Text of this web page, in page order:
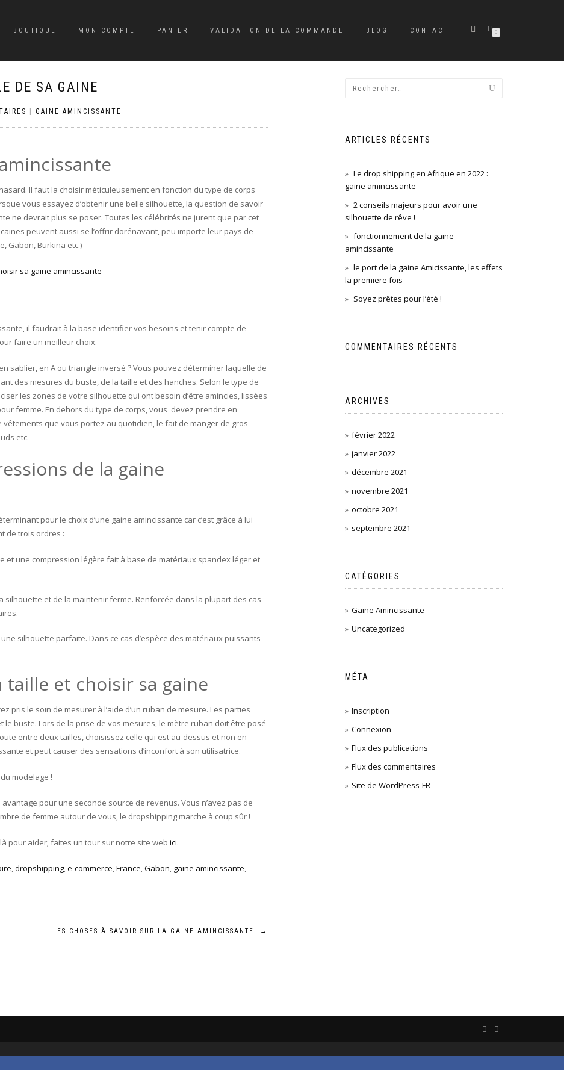
BOUTIQUE MON COMPTE PANIER VALIDATION DE LA COMMANDE BLOG CONTACT 0
DE SA GAINE
GAINE AMINCISSANTE
Il faut la choisir méticuleusement en fonction du type de corps
vous essayez d’obtenir une belle silhouette, la question de savoir
ne devrait plus se poser. Toutes les célébrités ne jurent que par cet
peuvent aussi se l’offrir dorénavant, peu importe leur pays de
Gabon, Burkina etc.)
il faudrait à la base identifier vos besoins et tenir compte de
faire un meilleur choix.
sablier, en A ou triangle inversé ? Vous pouvez déterminer laquelle de
des mesures du buste, de la taille et des hanches. Selon le type de
les zones de votre silhouette qui ont besoin d’être amincies, lissées
femme. En dehors du type de corps, vous devez prendre en
que vous portez au quotidien, le fait de manger de gros
etc.
de la gaine
pour le choix d’une gaine amincissante car c’est grâce à lui
de trois ordres :
et une compression légère fait à base de matériaux spandex léger et
silhouette et de la maintenir ferme. Renforcée dans la plupart des cas
silhouette parfaite. Dans ce cas d’espèce des matériaux puissants
et choisir sa gaine
pris le soin de mesurer à l’aide d’un ruban de mesure. Les parties
buste. Lors de la prise de vos mesures, le mètre ruban doit être posé
entre deux tailles, choisissez celle qui est au-dessus et non en
et peut causer des sensations d’inconfort à son utilisatrice.
modelage !
avantage pour une seconde source de revenus. Vous n’avez pas de
de femme autour de vous, le dropshipping marche à coup sûr !
pour aider; faites un tour sur notre site web ici.
,dropshipping,e-commerce,France,Gabon, gaine amincissante,
LES CHOSES À SAVOIR SUR LA GAINE AMINCISSANTE →
ARTICLES RÉCENTS
Le drop shipping en Afrique en 2022 :
gaine amincissante
2 conseils majeurs pour avoir une
silhouette de rêve !
fonctionnement de la gaine
amincissante
le port de la gaine Amicissante, les effets
la premiere fois
Soyez prêtes pour l’été !
COMMENTAIRES RÉCENTS
ARCHIVES
février 2022
janvier 2022
décembre 2021
novembre 2021
octobre 2021
septembre 2021
CATÉGORIES
Gaine Amincissante
Uncategorized
MÉTA
Inscription
Connexion
Flux des publications
Flux des commentaires
Site de WordPress-FR